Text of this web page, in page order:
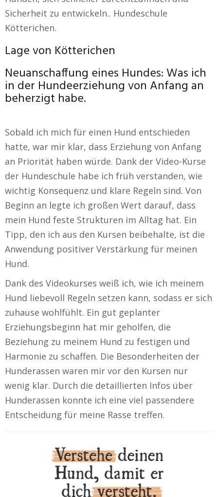
Sicherheit zu entwickeln.. Hundeschule
Kötterichen.
Lage von Kötterichen
Neuanschaffung eines Hundes: Was ich
in der Hundeerziehung von Anfang an
beherzigt habe.
Sobald ich mich für einen Hund entschieden
hatte, war mir klar, dass Erziehung von Anfang
an Priorität haben würde. Dank der Video-Kurse
der Hundeschule habe ich früh verstanden, wie
wichtig Konsequenz und klare Regeln sind. Von
Beginn an legte ich großen Wert darauf, dass
mein Hund feste Strukturen im Alltag hat. Ein
Tipp, den ich aus den Kursen beibehalte, ist die
Anwendung positiver Verstärkung für meinen
Hund.
Dank des Videokurses weiß ich, wie ich meinem
Hund liebevoll Regeln setzen kann, sodass er sich
zuhause wohlfühlt. Ein gut geplanter
Erziehungsbeginn hat mir geholfen, die
Beziehung zu meinem Hund zu festigen und
Harmonie zu schaffen. Die Besonderheiten der
Hunderassen waren mir vor den Kursen nur
wenig klar. Durch die detaillierten Infos über
Hunderassen konnte ich eine viel passendere
Entscheidung für meine Rasse treffen.